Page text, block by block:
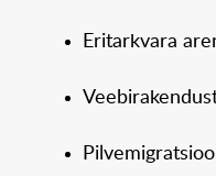
Eritarkvara